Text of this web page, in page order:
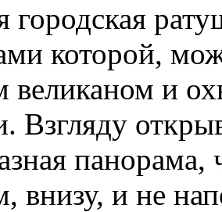
городская
которой,
и
Взгляду
панорама,
внизу, и не